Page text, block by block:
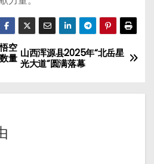
山西浑源县2025年“北岳星
光大道”圆满落幕
空
量